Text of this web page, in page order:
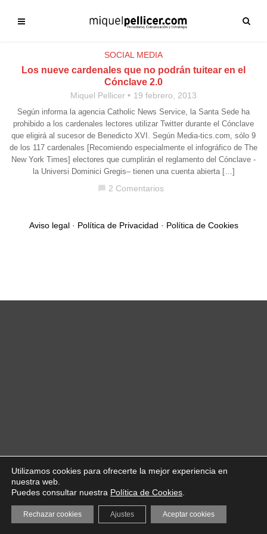
SOCIAL MEDIA
Los nueve cardenales que no podrán tuitear en el
Cónclave 2.0
Miquel Pellicer 19 febrero, 2013
Según informa la agencia Catholic News Service, la Santa Sede ha
prohibido a los cardenales lectores utilizar Twitter durante el Cónclave
que eligirá al sucesor de Benedicto XVI. Según Media-tics.com, sólo 9
de los 117 cardenales [Recomiendo especialmente el infográfico de The
New York Times] electores que cumplirán el reglamento del Cónclave -
la Universi Dominici Gregis– tienen una cuenta abierta […]
chat_bubble 2 Comentarios
Aviso legal· Política de Privacidad · Política de Cookies
Utilizamos cookies para ofrecerte la mejor experiencia en
nuestra web.
Puedes consultar nuestra Política de Cookies
Aceptar cookies
Rechazar cookies Ajustes